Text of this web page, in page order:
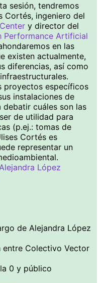
sesión, tendremos
Cortés, ingeniero del
y director del
Performance Artificial
en las
existen actualmente,
diferencias, así como
proyectos específicos
instalaciones de
cuáles son las
de utilidad para
(p.ej.: tomas de
Cortés es
representar un
López
de Alejandra López
entre Colectivo Vector
0 y público